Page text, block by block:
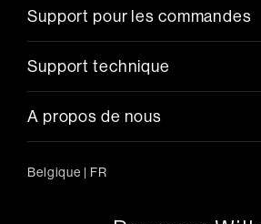
Support pour les commandes
Support technique
A propos de nous
Belgique | FR